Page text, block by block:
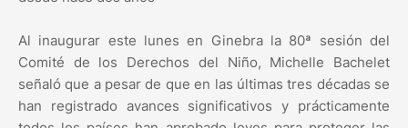
Al inaugurar este lunes en Ginebra la 80ª sesión del
Comité de los Derechos del Niño, Michelle Bachelet
señaló que a pesar de que en las últimas tres décadas se
han registrado avances significativos y prácticamente